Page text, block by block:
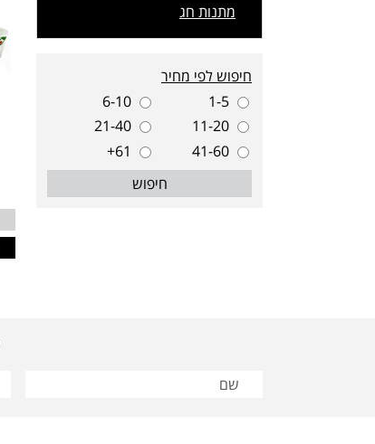
מתנות חג
חיפוש לפי מחיר
1-5
6-10
11-20
21-40
41-60
61+
חיפוש